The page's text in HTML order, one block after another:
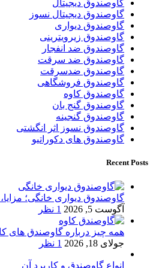
گاوصندوق دیجیتال
گاوصندوق دیجیتال نسوز
گاوصندوق دیواری
گاوصندوق زیرویترینی
گاوصندوق ضد انفجار
گاوصندوق ضد سرقت
گاوصندوق ضدسرقت
گاوصندوق فروشگاهی
گاوصندوق کاوه
گاوصندوق گنج بان
گاوصندوق گنجینه
گاوصندوق نسوز اثر انگشتی
گاوصندوق های دکوراتیو
Recent Posts
گاوصندوق دیواری خانگی؛ مزایا،
آگوست 5, 2026
1 نظر
همه چیز درباره گاوصندق های
جولای 18, 2026
1 نظر
انواع گاوصندق و کاربرد آن